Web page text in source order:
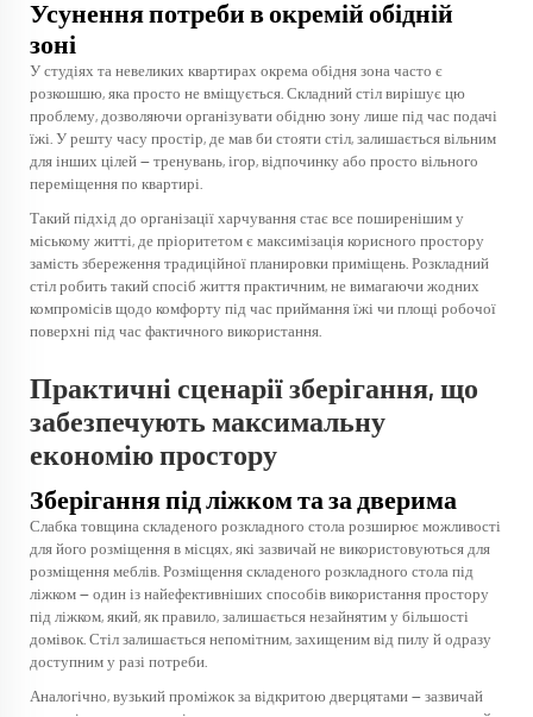
Усунення потреби в окремій обідній
зоні
У студіях та невеликих квартирах окрема обідня зона часто є
розкошшю, яка просто не вміщується. Складний стіл вирішує цю
проблему, дозволяючи організувати обідню зону лише під час подачі
їжі. У решту часу простір, де мав би стояти стіл, залишається вільним
для інших цілей — тренувань, ігор, відпочинку або просто вільного
переміщення по квартирі.
Такий підхід до організації харчування стає все поширенішим у
міському житті, де пріоритетом є максимізація корисного простору
замість збереження традиційної планировки приміщень. Розкладний
стіл робить такий спосіб життя практичним, не вимагаючи жодних
компромісів щодо комфорту під час приймання їжі чи площі робочої
поверхні під час фактичного використання.
Практичні сценарії зберігання, що
забезпечують максимальну
економію простору
Зберігання під ліжком та за дверима
Слабка товщина складеного розкладного стола розширює можливості
для його розміщення в місцях, які зазвичай не використовуються для
розміщення меблів. Розміщення складеного розкладного стола під
ліжком — один із найефективніших способів використання простору
під ліжком, який, як правило, залишається незайнятим у більшості
домівок. Стіл залишається непомітним, захищеним від пилу й одразу
доступним у разі потреби.
Аналогічно, вузький проміжок за відкритою дверцятами — зазвичай